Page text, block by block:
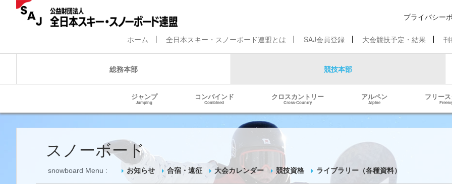
プライバシー
ホーム 全日本スキー・スノーボード連盟とは SAJ会員登録 大会競技予定・結果
総務本部 競技本部
ジャンプ
Jumping
コンバインド
Combined
クロスカントリー
Cross-Country
アルペン
Alpine
フリー
スノーボード
snowboard Menu : お知らせ 合宿・遠征 大会カレンダー 競技資格 ライブラリー（各種資料）